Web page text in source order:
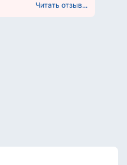
Читать отзыв...